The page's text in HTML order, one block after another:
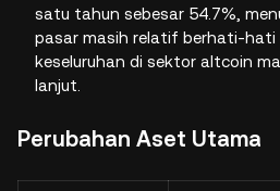
satu tahun sebesar 54.7%,
pasar masih relatif berhati-hati
keseluruhan di sektor altcoin
lanjut.
Perubahan Aset Utama